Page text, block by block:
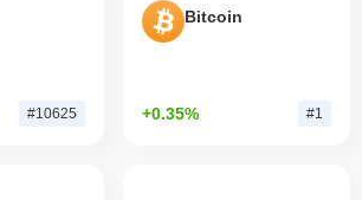
#10625
Bitcoin
+0.35% #1